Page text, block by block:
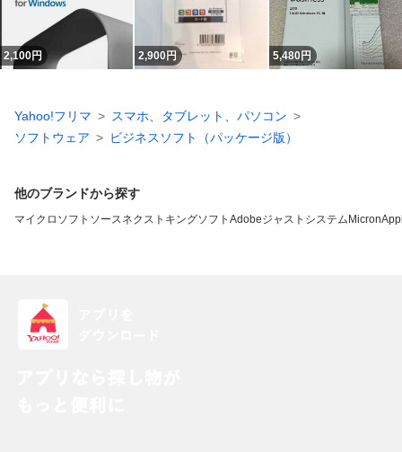
2,100円 2,900円 5,480円
Yahoo!フリマ
スマホ、タブレット、パソコン
ソフトウェア
ビジネスソフト（パッケージ版）
他のブランドから探す
マイクロソフト ソースネクスト キングソフト Adobeジャストシステム Micron